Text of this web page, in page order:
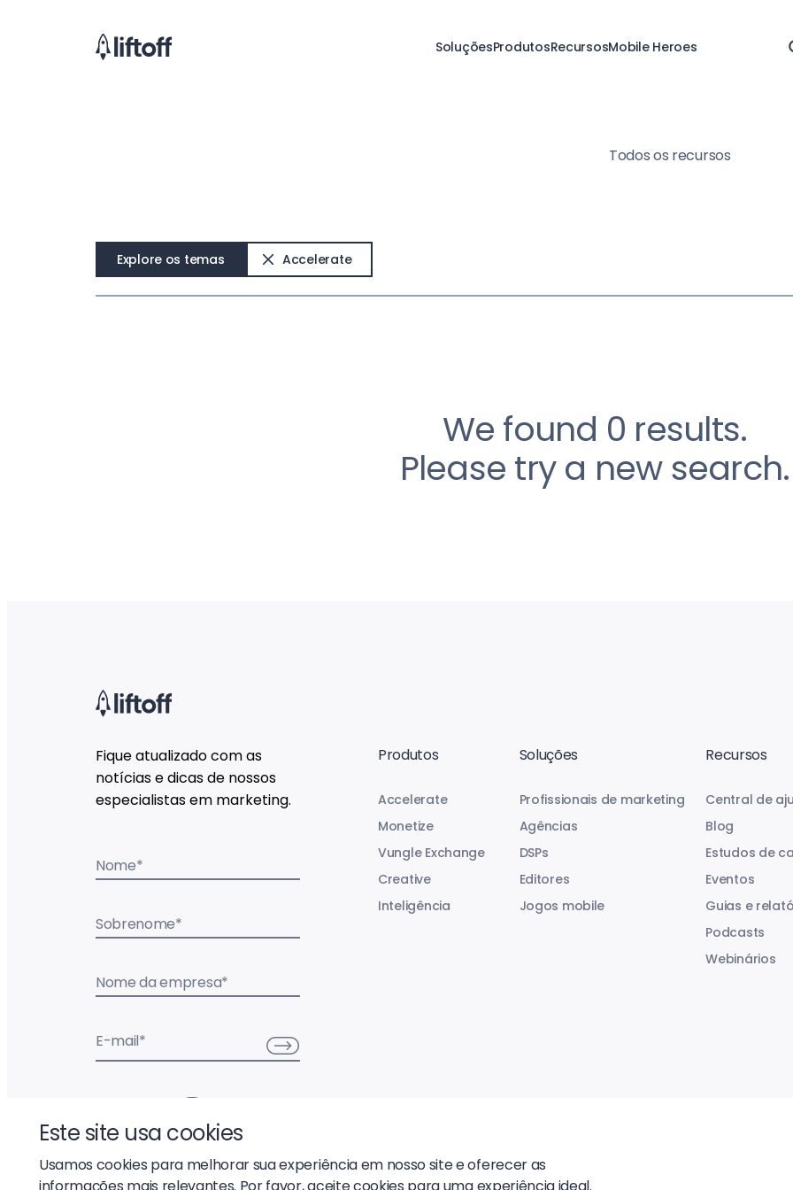
Este site usa cookies
Usamos cookies para melhorar sua experiência em nosso site e oferecer as
SoluçõesProdutosRecursosMobile Heroes
Explore os temas Accelerate
We found 0 results.
Please try a new search.
Fique atualizado com as
notícias e dicas de nossos
especialistas em marketing.
Nome*
Sobrenome*
Nome da empresa*
E-mail*
Produtos
Accelerate
Monetize
Vungle Exchange
Creative
Inteligência
Soluções
Profissionais de marketing
Agências
DSPs
Editores
Jogos mobile
Recursos
Central de
Blog
Estudos de
Eventos
Guias e
Podcasts
Webinários
© 2026 Liftoff, Inc.